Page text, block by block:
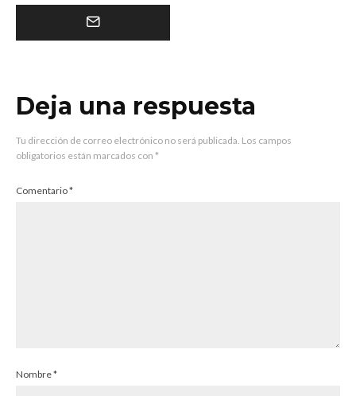
Deja una respuesta
Tu dirección de correo electrónico no será publicada. Los campos
obligatorios están marcados con *
Comentario*
Nombre*